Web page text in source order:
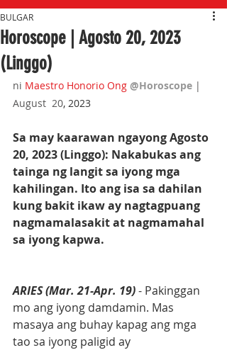
Horoscope | Agosto 20, 2023
(Linggo)
BULGAR
ni Maestro Honorio Ong @Horoscope |
August  20, 2023
Sa may kaarawan ngayong Agosto
20, 2023 (Linggo): Nakabukas ang
tainga ng langit sa iyong mga
kahilingan. Ito ang isa sa dahilan
kung bakit ikaw ay nagtagpuang
nagmamalasakit at nagmamahal
sa iyong kapwa.
ARIES (Mar. 21-Apr. 19) - Pakinggan
mo ang iyong damdamin. Mas
masaya ang buhay kapag ang mga
tao sa iyong paligid ay